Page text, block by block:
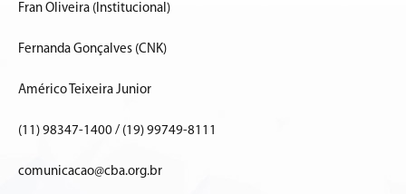
Fran Oliveira (Institucional)
Fernanda Gonçalves (CNK)
Américo Teixeira Junior
(11) 98347-1400 / (19) 99749-8111
comunicacao@cba.org.br